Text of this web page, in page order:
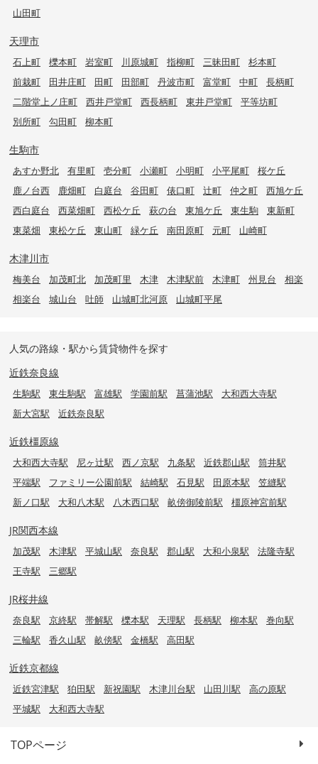
山田町
天理市
石上町 櫟本町 岩室町 川原城町 指柳町 三昧田町
杉本町
前栽町
田井庄町 田町 田部町 丹波市町 富堂町 中町
長柄町
二階堂上ノ庄町
西井戸堂町 西長柄町 東井戸堂町
平等坊町
別所町
勾田町 柳本町
生駒市
あすか野北 有里町 壱分町 小瀬町 小明町 小平尾町
桜ケ丘
鹿ノ台西
鹿畑町 白庭台 谷田町 俵口町 辻町 仲之町
西旭ケ丘
西白庭台
西菜畑町 西松ケ丘 萩の台 東旭ケ丘 東生駒
東新町
東菜畑
東松ケ丘 東山町 緑ケ丘 南田原町 元町 山崎町
木津川市
梅美台 加茂町北 加茂町里 木津 木津駅前 木津町 州見台
相楽
相楽台
城山台 吐師 山城町北河原 山城町平尾
人気の路線・駅から賃貸物件を探す
近鉄奈良線
生駒駅 東生駒駅 富雄駅 学園前駅 菖蒲池駅
大和西大寺駅
新大宮駅
近鉄奈良駅
近鉄橿原線
大和西大寺駅 尼ヶ辻駅 西ノ京駅 九条駅 近鉄郡山駅
筒井駅
平端駅
ファミリー公園前駅 結崎駅 石見駅 田原本駅
笠縫駅
新ノ口駅
大和八木駅 八木西口駅 畝傍御陵前駅 橿原神宮前駅
JR関西本線
加茂駅 木津駅 平城山駅 奈良駅 郡山駅 大和小泉駅
法隆寺駅
王寺駅
三郷駅
JR桜井線
奈良駅 京終駅 帯解駅 櫟本駅 天理駅 長柄駅 柳本駅
巻向駅
三輪駅
香久山駅 畝傍駅 金橋駅 高田駅
近鉄京都線
近鉄宮津駅 狛田駅 新祝園駅 木津川台駅 山田川駅
高の原駅
平城駅
大和西大寺駅
TOPページ